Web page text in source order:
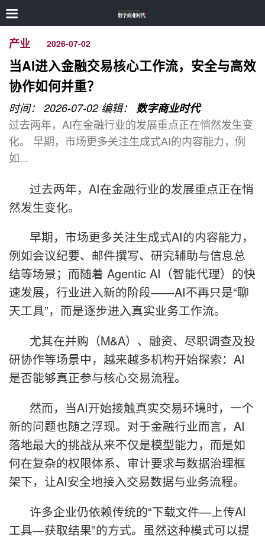
产业 2026-07-02
当AI进入金融交易核心工作流，安全与高效
协作如何并重？
时间： 2026-07-02 编辑： 数字商业时代
过去两年，AI在金融行业的发展重点正在悄然发生变
化。 早期，市场更多关注生成式AI的内容能力，例
如...
过去两年，AI在金融行业的发展重点正在悄
然发生变化。
早期，市场更多关注生成式AI的内容能力，
例如会议纪要、邮件撰写、研究辅助与信息总
结等场景；而随着 Agentic AI（智能代理）的快
速发展，行业进入新的阶段——AI不再只是“聊
天工具”，而是逐步进入真实业务工作流。
尤其在并购（M&A）、融资、尽职调查及投
研协作等场景中，越来越多机构开始探索：AI
是否能够真正参与核心交易流程。
然而，当AI开始接触真实交易环境时，一个
新的问题也随之浮现。对于金融行业而言，AI
落地最大的挑战从来不仅是模型能力，而是如
何在复杂的权限体系、审计要求与数据治理框
架下，让AI安全地接入交易数据与业务流程。
许多企业仍依赖传统的“下载文件—上传AI
工具—获取结果”的方式。虽然这种模式可以提